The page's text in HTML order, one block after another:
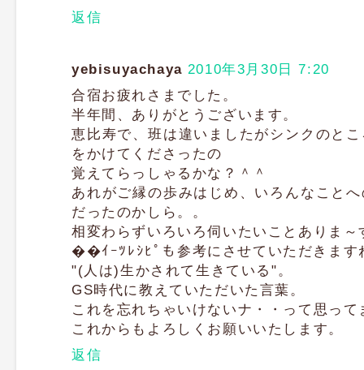
返信
yebisuyachaya 2010年3月30日 7:20
合宿お疲れさまでした。
半年間、ありがとうございます。
恵比寿で、班は違いましたがシンクのと
をかけてくださったの
覚えてらっしゃるかな？＾＾
あれがご縁の歩みはじめ、いろんなこと
だったのかしら。。
相変わらずいろいろ伺いたいことありま～
��ｲｰﾂﾚｼﾋﾟも参考にさせていただきま
"(人は)生かされて生きている"。
GS時代に教えていただいた言葉。
これを忘れちゃいけないナ・・って思って
これからもよろしくお願いいたします。
返信